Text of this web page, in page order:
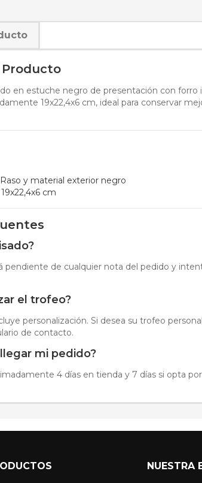
Producto
en estuche negro de presentación con forro
19x22,4x6 cm, ideal para conservar
Raso y material exterior negro
19x22,4x6 cm
pendiente de cualquier nota del pedido y
el trofeo?
personalización. Si desea su trofeo
de contacto.
mi pedido?
4 días en tienda y 7 días si opta
NUESTRA